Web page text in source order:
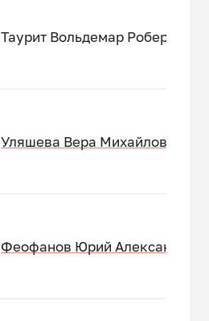
Таурит Вольдемар Робертович
Уляшева Вера Михайловна
Феофанов Юрий